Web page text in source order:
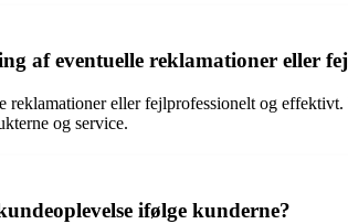
af eventuelle reklamationer eller
reklamationer eller fejlprofessionelt og
og service.
ifølge kunderne?